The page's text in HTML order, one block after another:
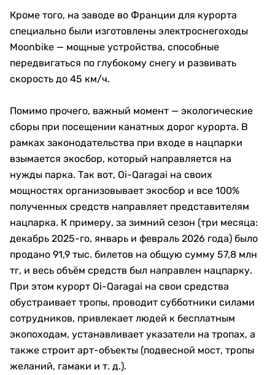
Кроме того, на заводе во Франции для курорта
специально были изготовлены электроснегоходы
Moonbike — мощные устройства, способные
передвигаться по глубокому снегу и развивать
скорость до 45 км/ч.
Помимо прочего, важный момент — экологические
сборы при посещении канатных дорог курорта. В
рамках законодательства при входе в нацпарки
взымается экосбор, который направляется на
нужды парка. Так вот, Oi-Qaragai на своих
мощностях организовывает экосбор и все 100%
полученных средств направляет представителям
нацпарка. К примеру, за зимний сезон (три месяца:
декабрь 2025-го, январь и февраль 2026 года) было
продано 91,9 тыс. билетов на общую сумму 57,8 млн
тг, и весь объём средств был направлен нацпарку.
При этом курорт Oi-Qaragai на свои средства
обустраивает тропы, проводит субботники силами
сотрудников, привлекает людей к бесплатным
экопоходам, устанавливает указатели на тропах, а
также строит арт-объекты (подвесной мост, тропы
желаний, гамаки и т. д.).